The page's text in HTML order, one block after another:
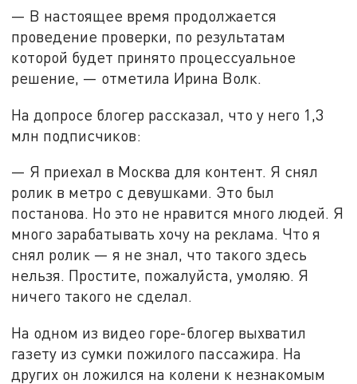
— В настоящее время продолжается
проведение проверки, по результатам
которой будет принято процессуальное
решение, — отметила Ирина Волк.
На допросе блогер рассказал, что у него 1,3
млн подписчиков:
— Я приехал в Москва для контент. Я снял
ролик в метро с девушками. Это был
постанова. Но это не нравится много людей. Я
много зарабатывать хочу на реклама. Что я
снял ролик — я не знал, что такого здесь
нельзя. Простите, пожалуйста, умоляю. Я
ничего такого не сделал.
На одном из видео горе-блогер выхватил
газету из сумки пожилого пассажира. На
других он ложился на колени к незнакомым